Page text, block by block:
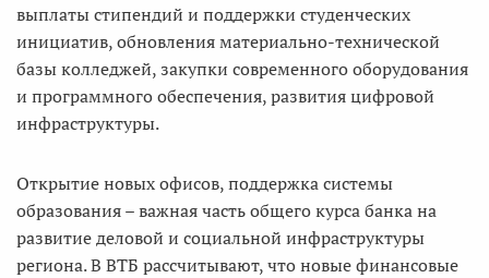
выплаты стипендий и поддержки студенческих
инициатив, обновления материально-технической
базы колледжей, закупки современного оборудования
и программного обеспечения, развития цифровой
инфраструктуры.
Открытие новых офисов, поддержка системы
образования – важная часть общего курса банка на
развитие деловой и социальной инфраструктуры
региона. В ВТБ рассчитывают, что новые финансовые